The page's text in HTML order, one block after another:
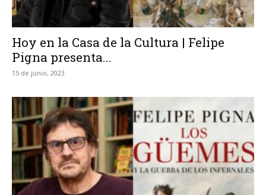
Hoy en la Casa de la Cultura | Felipe
Pigna presenta...
15 de junio, 2023